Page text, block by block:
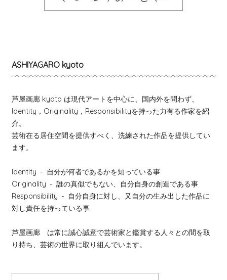
ASHIYAGARO kyoto
芦屋画廊 kyoto は現代アートを中心に、国内外を問わず、
Identity，Originality，Responsibilityを持った力有る作家を紹
介。
芸術在る居住空間を提供すべく、洗練された作品を提供してい
ます。
Identity - 自分が何者であるかを知っている事
Originality - 誰の真似でもない、自分自身の創造である事
Responsibility - 自分自身に対し、又自分の生み出した作品に
対し責任を持っている事
芦屋画廊 は常に誠心誠意で芸術家と鑑賞する人々との間を取
り持ち、芸術の世界に取り組んでいます。